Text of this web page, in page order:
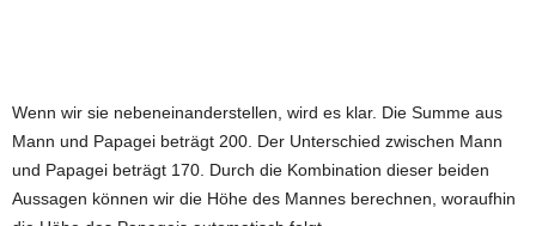
Wenn wir sie nebeneinanderstellen, wird es klar. Die Summe aus
Mann und Papagei beträgt 200. Der Unterschied zwischen Mann
und Papagei beträgt 170. Durch die Kombination dieser beiden
Aussagen können wir die Höhe des Mannes berechnen, woraufhin